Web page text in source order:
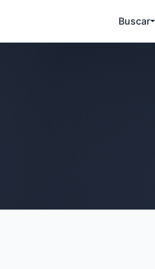
Buscar